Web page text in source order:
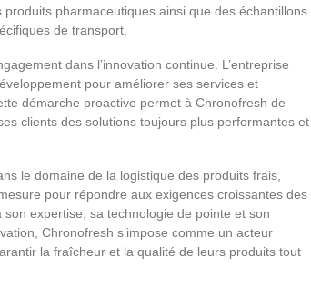
pharmaceutiques ainsi que des échantillons
de transport.
dans l’innovation continue. L’entreprise
pour améliorer ses services et
démarche proactive permet à Chronofresh de
clients des solutions toujours plus performantes et
le domaine de la logistique des produits frais,
pour répondre aux exigences croissantes des
expertise, sa technologie de pointe et son
Chronofresh s’impose comme un acteur
la fraîcheur et la qualité de leurs produits tout